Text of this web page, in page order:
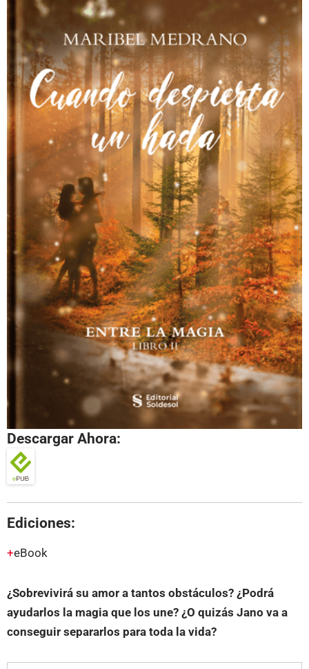
Descargar Ahora:
Ediciones:
eBook
¿Sobrevivirá su amor a tantos obstáculos? ¿Podrá
ayudarlos la magia que los une? ¿O quizás Jano va a
conseguir separarlos para toda la vida?